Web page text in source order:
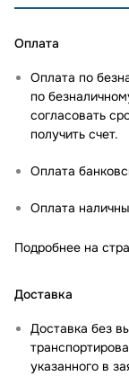
Оплата
Оплата по
по
согласовать
получить счет.
Оплата
Оплата
Подробнее на
Доставка
Доставка без
указанного в